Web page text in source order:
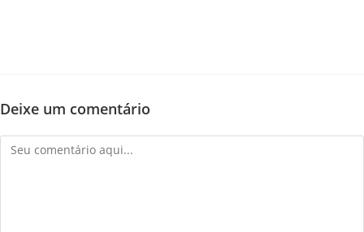
Deixe um comentário